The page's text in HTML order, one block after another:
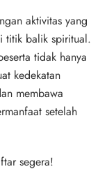
aktivitas yang
titik balik spiritual.
tidak hanya
kedekatan
membawa
setelah
segera!